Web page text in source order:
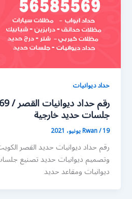
حداد ديوانيات
جلسات حديد خارجية
Rwan/19 يونيو، 2021
رقم حداد ديوانيات حديد القصر
وتصميم ديوانيات حديد تصنيع
ديوانيات ومقاعد حديد